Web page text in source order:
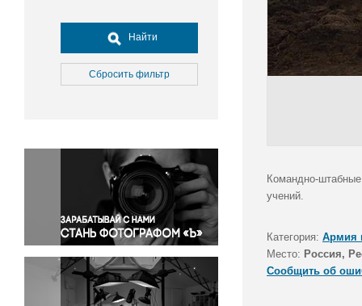
Досуг, туризм и отдых
Культура
Медицина
Окружающая среда
Политика
Правосудие
Происшествия и конфликты
Религия
Светская жизнь
Спорт
Экология
Найти
Сбросить фильтр
Командно-
учений.
Категория: Армия
Место: Россия,
Сообщить об